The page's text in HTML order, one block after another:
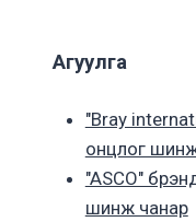
Агуулга
"Bray
онцлог
"ASCO"
шинж чанар